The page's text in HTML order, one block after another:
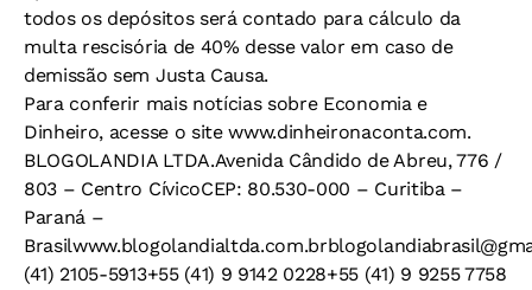
todos os depósitos será contado para cálculo da
multa rescisória de 40% desse valor em caso de
demissão sem Justa Causa.
Para conferir mais notícias sobre Economia e
Dinheiro, acesse o site www.dinheironaconta.com.
BLOGOLANDIA LTDA.Avenida Cândido de Abreu, 776 /
803 – Centro CívicoCEP: 80.530-000 – Curitiba –
Paraná –
(41) 2105-5913+55 (41) 9 9142 0228+55 (41) 9 9255 7758